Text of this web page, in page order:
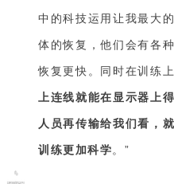
中的科技运用让我最大
体的恢复，他们会有各
恢复更快。同时在训练
上连线就能在显示器上
人员再传输给我们看，
训练更加科学。”